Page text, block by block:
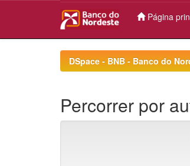
Página
DSpace - BNB - Banco do
Percorrer por